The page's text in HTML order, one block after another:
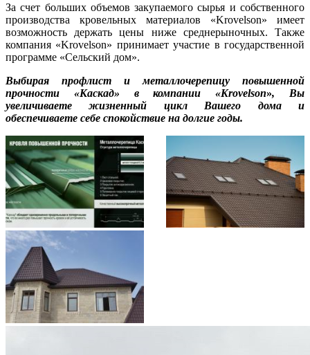
За счет больших объемов закупаемого сырья и собственного
производства кровельных материалов «Krovelson» имеет
возможность держать цены ниже среднерыночных. Также
компания «Krovelson» принимает участие в государственной
программе «Сельский дом».
Выбирая профлист и металлочерепицу повышенной
прочности «Каскад» в компании «Krovelson», Вы
увеличиваете жизненный цикл Вашего дома и
обеспечиваете себе спокойствие на долгие годы.